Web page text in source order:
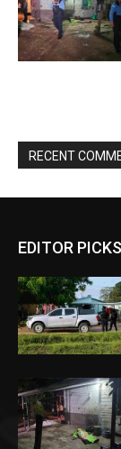
RECENT
EDITOR PICKS